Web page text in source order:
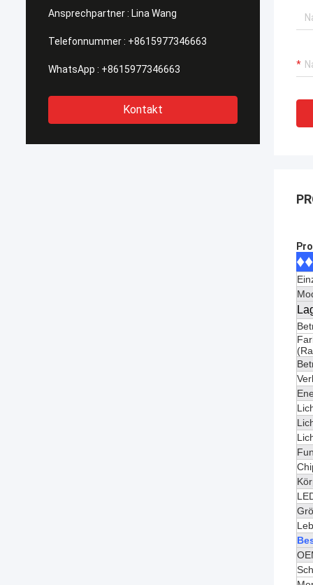
Ansprechpartner : Lina Wang
Telefonnummer : +8615977346663
WhatsApp : +8615977346663
Kontakt